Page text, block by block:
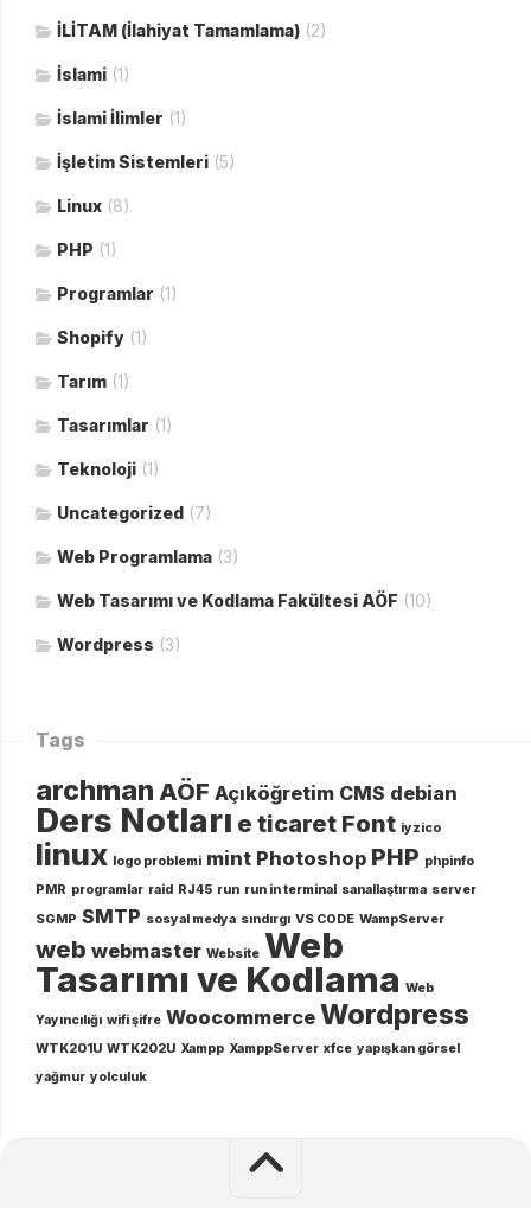
İLİTAM (İlahiyat Tamamlama) (2)
İslami (1)
İslami İlimler (1)
İşletim Sistemleri (5)
Linux (8)
PHP (1)
Programlar (1)
Shopify (1)
Tarım (1)
Tasarımlar (1)
Teknoloji (1)
Uncategorized (7)
Web Programlama (3)
Web Tasarımı ve Kodlama Fakültesi AÖF (10)
Wordpress (3)
Tags
archman AÖF Açıköğretim CMS debian
Ders Notları e ticaret Font iyzico
linux logo problemi mint Photoshop PHP phpinfo
PMR programlar raid RJ45 run run in terminal sanallaştırma server
SGMP SMTP sosyal medya sındırgı VS CODE WampServer
web webmaster Website Web
Tasarımı ve Kodlama Web
Yayıncılığı wifi şifre Woocommerce Wordpress
WTK201U WTK202U Xampp XamppServer xfce yapışkan görsel
yağmur yolculuk